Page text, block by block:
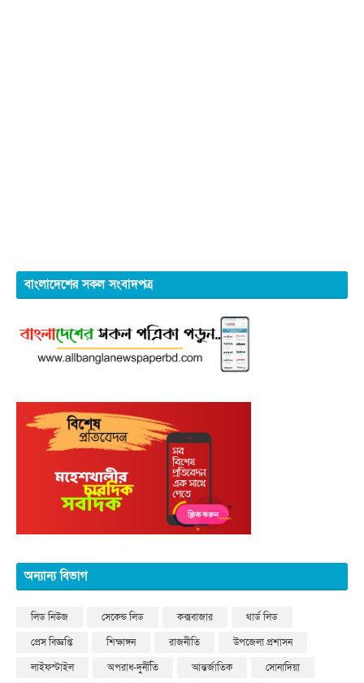
বাংলাদেশের সকল সংবাদপত্র
অন্যান্য বিভাগ
লিড নিউজ সেকেন্ড লিড কক্সবাজার
থার্ড লিড
প্রেস বিজ্ঞপ্তি
শিক্ষাঙ্গন রাজনীতি
উপজেলা প্রশাসন
লাইফস্টাইল
অপরাধ-দুর্নীতি আন্তর্জাতিক
সোনাদিয়া